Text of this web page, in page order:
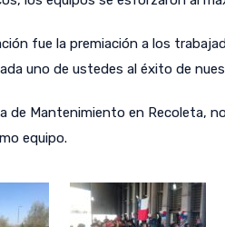
fue la premiación a los
uno de ustedes al éxito de
de Mantenimiento en
equipo.